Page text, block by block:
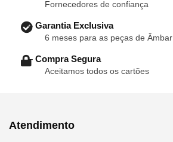
Fornecedores de confiança
– Garantia Exclusiva
6 meses para as peças de Âmbar
– Compra Segura
Aceitamos todos os cartões
Atendimento